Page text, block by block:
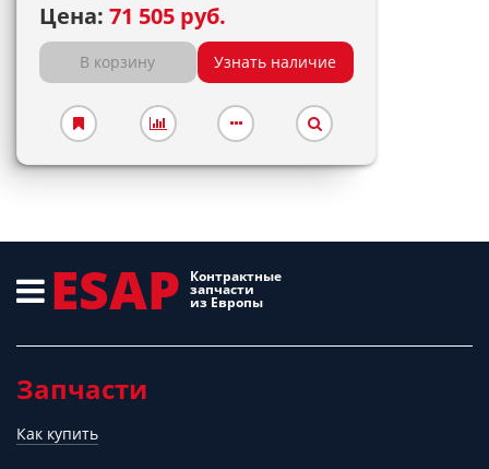
Цена: 71 505 руб.
В корзину Узнать наличие
ESAP Контрактные
запчасти
из Европы
Запчасти
Как купить